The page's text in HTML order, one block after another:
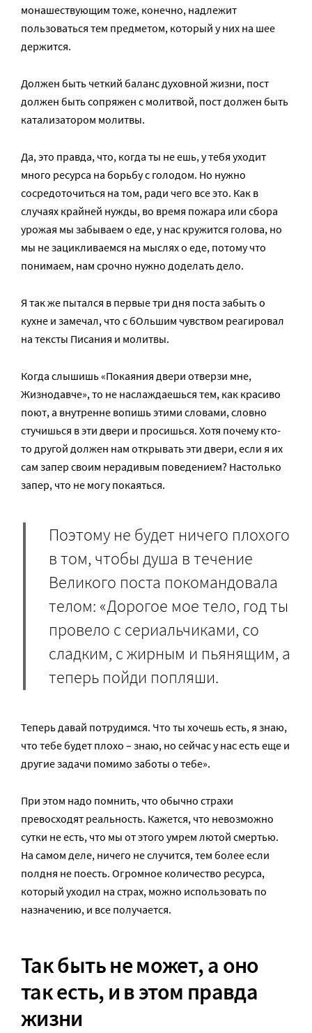
монашествующим тоже, конечно, надлежит
пользоваться тем предметом, который у них на шее
держится.
Должен быть четкий баланс духовной жизни, пост
должен быть сопряжен с молитвой, пост должен быть
катализатором молитвы.
Да, это правда, что, когда ты не ешь, у тебя уходит
много ресурса на борьбу с голодом. Но нужно
сосредоточиться на том, ради чего все это. Как в
случаях крайней нужды, во время пожара или сбора
урожая мы забываем о еде, у нас кружится голова, но
мы не зацикливаемся на мыслях о еде, потому что
понимаем, нам срочно нужно доделать дело.
Я так же пытался в первые три дня поста забыть о
кухне и замечал, что с бОльшим чувством реагировал
на тексты Писания и молитвы.
Когда слышишь «Покаяния двери отверзи мне,
Жизнодавче», то не наслаждаешься тем, как красиво
поют, а внутренне вопишь этими словами, словно
стучишься в эти двери и просишься. Хотя почему кто-
то другой должен нам открывать эти двери, если я их
сам запер своим нерадивым поведением? Настолько
запер, что не могу покаяться.
Поэтому не будет ничего плохого
в том, чтобы душа в течение
Великого поста покомандовала
телом: «Дорогое мое тело, год ты
провело с сериальчиками, со
сладким, с жирным и пьянящим, а
теперь пойди попляши.
Теперь давай потрудимся. Что ты хочешь есть, я знаю,
что тебе будет плохо – знаю, но сейчас у нас есть еще и
другие задачи помимо заботы о тебе».
При этом надо помнить, что обычно страхи
превосходят реальность. Кажется, что невозможно
сутки не есть, что мы от этого умрем лютой смертью.
На самом деле, ничего не случится, тем более если
полдня не поесть. Огромное количество ресурса,
который уходил на страх, можно использовать по
назначению, и все получается.
Так быть не может, а оно
так есть, и в этом правда
жизни